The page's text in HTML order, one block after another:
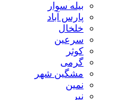
بیله سوار
پارس آباد
خلخال
سرعین
کوثر
گرمی
مشگین شهر
نمین
نیر